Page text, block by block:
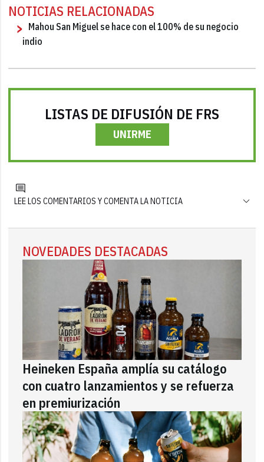
NOTICIAS RELACIONADAS
Mahou San Miguel se hace con el 100% de su negocio
indio
LISTAS DE DIFUSIÓN DE FRS
UNIRME
LEE LOS COMENTARIOS Y COMENTA LA NOTICIA
NOVEDADES DESTACADAS
Heineken España amplía su catálogo
con cuatro lanzamientos y se refuerza
en premiurización